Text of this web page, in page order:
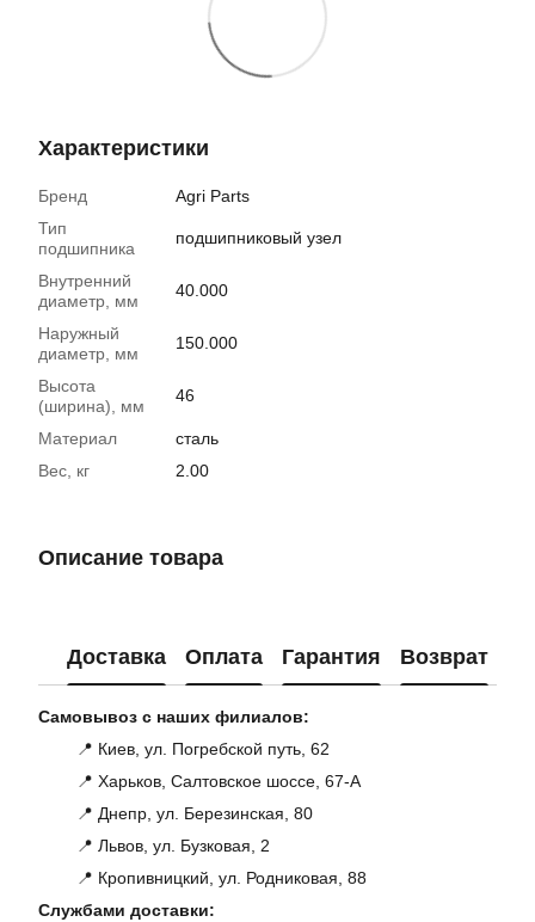
Характеристики
Бренд
Agri Parts
Тип
подшипника
подшипниковый узел
Внутренний
диаметр, мм
40.000
Наружный
диаметр, мм
150.000
Высота
(ширина), мм
46
Материал
сталь
Вес, кг
2.00
Описание товара
Доставка Оплата Гарантия Возврат
Самовывоз с наших филиалов:
📍 Киев, ул. Погребской путь, 62
📍 Харьков, Салтовское шоссе, 67-А
📍 Днепр, ул. Березинская, 80
📍 Львов, ул. Бузковая, 2
📍 Кропивницкий, ул. Родниковая, 88
Службами доставки: